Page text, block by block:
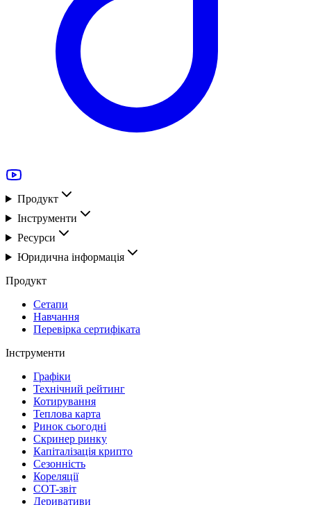
Продукт
Інструменти
Ресурси
Юридична інформація
Продукт
Сетапи
Навчання
Перевірка сертифіката
Інструменти
Графіки
Технічний рейтинг
Котирування
Теплова карта
Ринок сьогодні
Скринер ринку
Капіталізація крипто
Сезонність
Кореляції
COT-звіт
Деривативи